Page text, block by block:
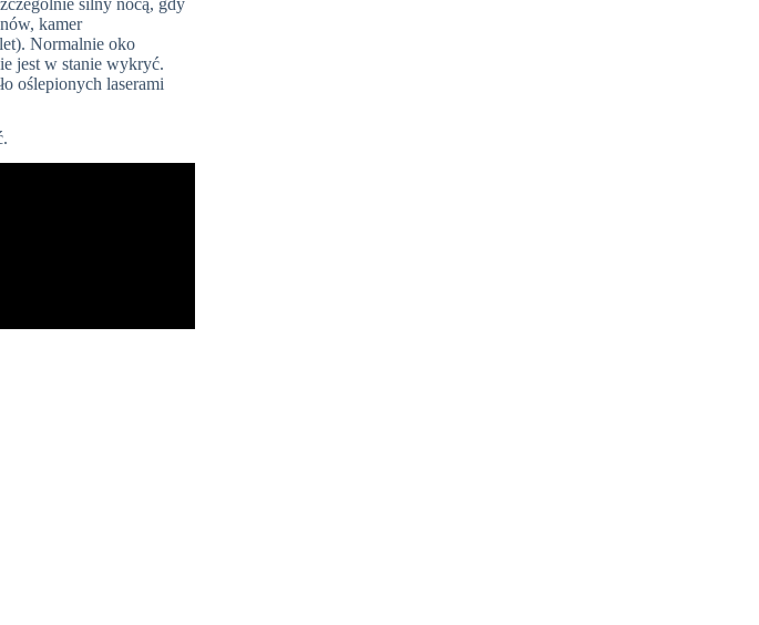
silny nocą, gdy
kamer
Normalnie oko
jest w stanie wykryć.
oślepionych laserami